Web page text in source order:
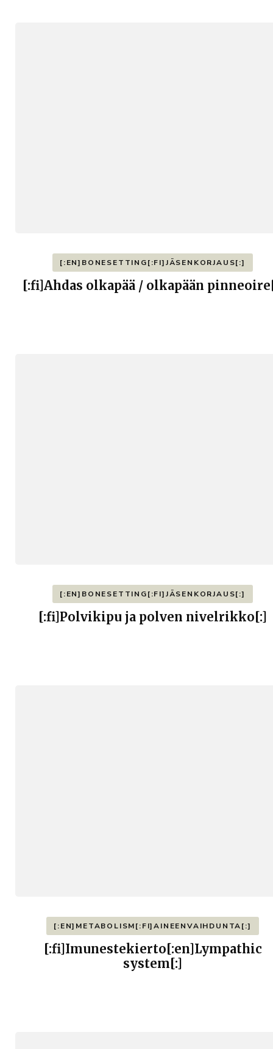
[:EN]BONESETTING[:FI]JÄSENKORJAUS[:]
[:fi]Ahdas olkapää / olkapään
[:EN]BONESETTING[:FI]JÄSENKORJAUS[:]
[:fi]Polvikipu ja polven nivelrikko[:]
[:EN]METABOLISM[:FI]AINEENVAIHDUNTA[:]
[:fi]Imunestekierto[:en]Lympathic
system[:]